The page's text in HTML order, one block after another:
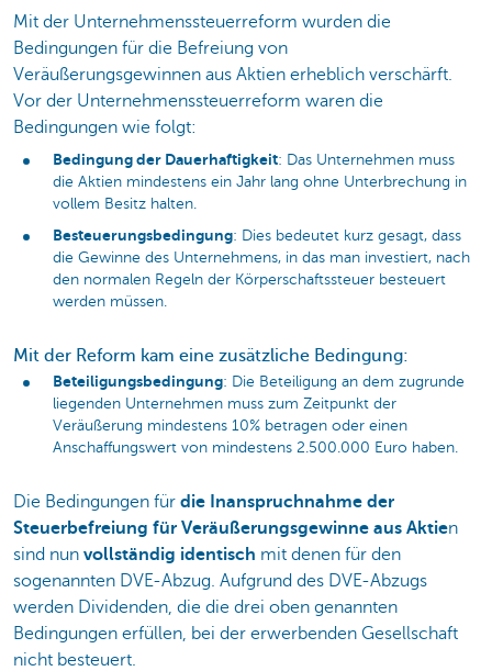
Mit der Unternehmenssteuerreform wurden die
Bedingungen für die Befreiung von
Veräußerungsgewinnen aus Aktien erheblich verschärft.
Vor der Unternehmenssteuerreform waren die
Bedingungen wie folgt:
Bedingung der Dauerhaftigkeit: Das Unternehmen muss
die Aktien mindestens ein Jahr lang ohne Unterbrechung in
vollem Besitz halten.
Besteuerungsbedingung: Dies bedeutet kurz gesagt, dass
die Gewinne des Unternehmens, in das man investiert, nach
den normalen Regeln der Körperschaftssteuer besteuert
werden müssen.
Mit der Reform kam eine zusätzliche Bedingung:
Beteiligungsbedingung: Die Beteiligung an dem zugrunde
liegenden Unternehmen muss zum Zeitpunkt der
Veräußerung mindestens 10% betragen oder einen
Anschaffungswert von mindestens 2.500.000 Euro haben.
Die Bedingungen für die Inanspruchnahme der
Steuerbefreiung für Veräußerungsgewinne aus Aktien
sind nun vollständig identisch mit denen für den
sogenannten DVE-Abzug. Aufgrund des DVE-Abzugs
werden Dividenden, die die drei oben genannten
Bedingungen erfüllen, bei der erwerbenden Gesellschaft
nicht besteuert.